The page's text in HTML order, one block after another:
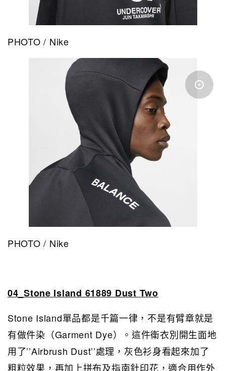
PHOTO / Nike
PHOTO / Nike
04_Stone Island 61889 Dust Two
Stone Island單品都是千篇一律，不是有臂章就是
有做件染（Garment Dye）。這件衛衣別開生面地
用了’’Airbrush Dust’’處理，灰色衫身看起來加了
粗粒效果，再加上拼布及指南針印花，適合用作外